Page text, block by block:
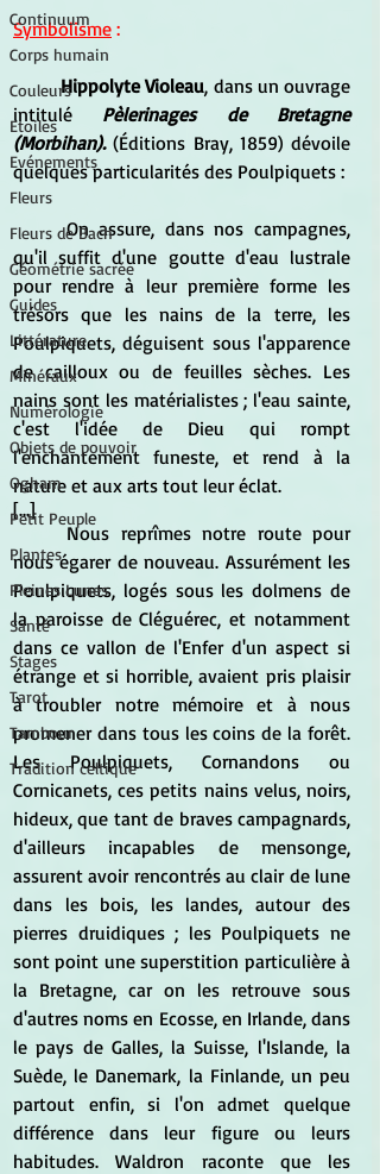
Continuum
Corps humain
Couleurs
Etoiles
Evénements
Fleurs
Fleurs de Bach
Géométrie sacrée
Guides
Littérature
Minéraux
Numérologie
Objets de pouvoir
Ogham
Petit Peuple
Plantes
Pleines Lunes
Santé
Stages
Tarot
Tambour
Tradition celtique
Symbolisme :
Hippolyte Violeau, dans un ouvrage
intitulé Pèlerinages de Bretagne
(Morbihan). (Éditions Bray, 1859) dévoile
quelques particularités des Poulpiquets :
	On assure, dans nos campagnes,
qu'il suffit d'une goutte d'eau lustrale
pour rendre à leur première forme les
trésors que les nains de la terre, les
Poulpiquets, déguisent sous l'apparence
de cailloux ou de feuilles sèches. Les
nains sont les matérialistes ; l'eau sainte,
c'est l'idée de Dieu qui rompt
l'enchantement funeste, et rend à la
nature et aux arts tout leur éclat.
[...]
	Nous reprîmes notre route pour
nous égarer de nouveau. Assurément les
Poulpiquets, logés sous les dolmens de
la paroisse de Cléguérec, et notamment
dans ce vallon de l'Enfer d'un aspect si
étrange et si horrible, avaient pris plaisir
à troubler notre mémoire et à nous
promener dans tous les coins de la forêt.
Les Poulpiquets, Cornandons ou
Cornicanets, ces petits nains velus, noirs,
hideux, que tant de braves campagnards,
d'ailleurs incapables de mensonge,
assurent avoir rencontrés au clair de lune
dans les bois, les landes, autour des
pierres druidiques ; les Poulpiquets ne
sont point une superstition particulière à
la Bretagne, car on les retrouve sous
d'autres noms en Ecosse, en Irlande, dans
le pays de Galles, la Suisse, l'Islande, la
Suède, le Danemark, la Finlande, un peu
partout enfin, si l'on admet quelque
différence dans leur figure ou leurs
habitudes. Waldron raconte que les